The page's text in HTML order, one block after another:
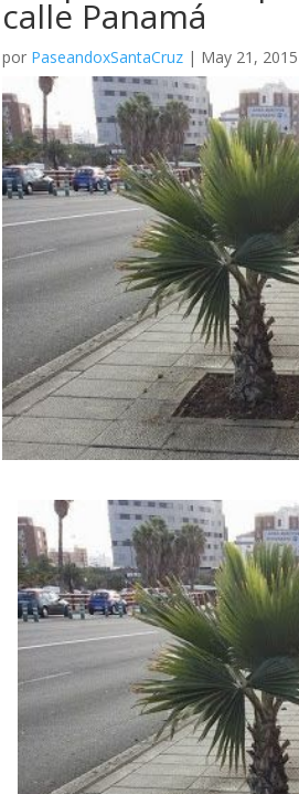
calle Panamá
por PaseandoxSantaCruz| May 21, 2015